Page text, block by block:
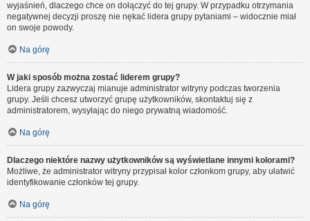
wyjaśnień, dlaczego chce on dołączyć do tej grupy. W przypadku otrzymania
negatywnej decyzji proszę nie nękać lidera grupy pytaniami – widocznie miał
on swoje powody.
Na górę
W jaki sposób można zostać liderem grupy?
Lidera grupy zazwyczaj mianuje administrator witryny podczas tworzenia
grupy. Jeśli chcesz utworzyć grupę użytkowników, skontaktuj się z
administratorem, wysyłając do niego prywatną wiadomość.
Na górę
Dlaczego niektóre nazwy użytkowników są wyświetlane innymi kolorami?
Możliwe, że administrator witryny przypisał kolor członkom grupy, aby ułatwić
identyfikowanie członków tej grupy.
Na górę